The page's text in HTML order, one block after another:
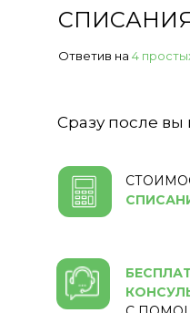
Ответив на 4
Сразу после вы